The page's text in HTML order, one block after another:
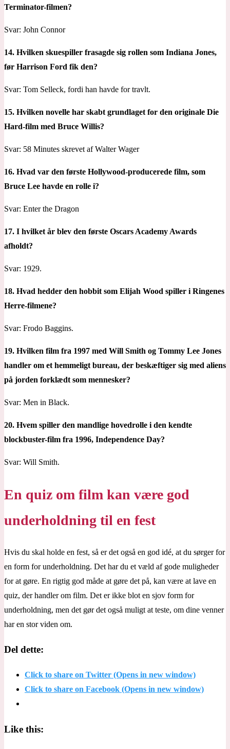
Terminator-filmen?
Svar: John Connor
14. Hvilken skuespiller frasagde sig rollen som Indiana Jones,
før Harrison Ford fik den?
Svar: Tom Selleck, fordi han havde for travlt.
15. Hvilken novelle har skabt grundlaget for den originale Die
Hard-film med Bruce Willis?
Svar: 58 Minutes skrevet af Walter Wager
16. Hvad var den første Hollywood-producerede film, som
Bruce Lee havde en rolle i?
Svar: Enter the Dragon
17. I hvilket år blev den første Oscars Academy Awards
afholdt?
Svar: 1929.
18. Hvad hedder den hobbit som Elijah Wood spiller i Ringenes
Herre-filmene?
Svar: Frodo Baggins.
19. Hvilken film fra 1997 med Will Smith og Tommy Lee Jones
handler om et hemmeligt bureau, der beskæftiger sig med aliens
på jorden forklædt som mennesker?
Svar: Men in Black.
20. Hvem spiller den mandlige hovedrolle i den kendte
blockbuster-film fra 1996, Independence Day?
Svar: Will Smith.
En quiz om film kan være god
underholdning til en fest
Hvis du skal holde en fest, så er det også en god idé, at du sørger for
en form for underholdning. Det har du et væld af gode muligheder
for at gøre. En rigtig god måde at gøre det på, kan være at lave en
quiz, der handler om film. Det er ikke blot en sjov form for
underholdning, men det gør det også muligt at teste, om dine venner
har en stor viden om.
Del dette:
Click to share on Twitter (Opens in new window)
Click to share on Facebook (Opens in new window)
Like this: